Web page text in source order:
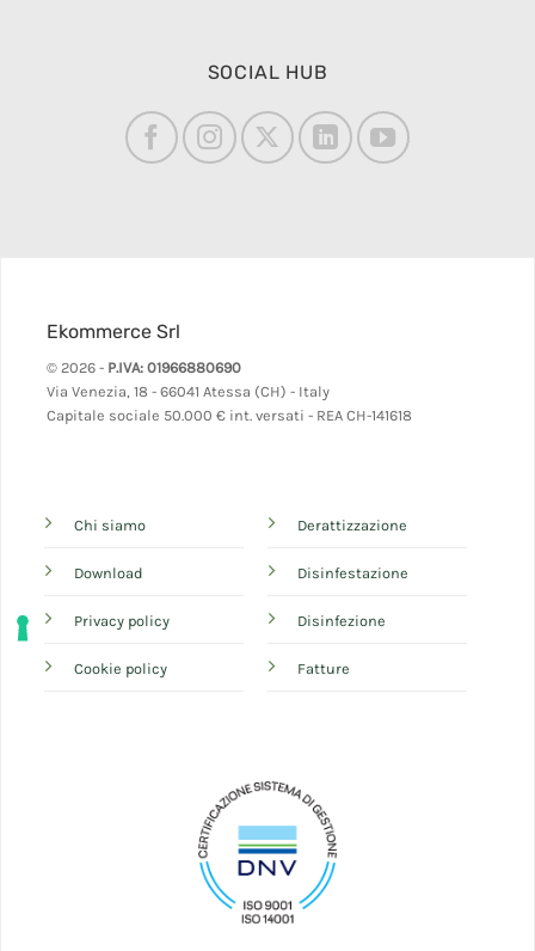
SOCIAL HUB
Ekommerce Srl
© 2026 - P.IVA: 01966880690
Via Venezia, 18 - 66041 Atessa (CH) - Italy
Capitale sociale 50.000 € int. versati - REA CH-141618
Chi siamo
Download
Privacy policy
Cookie policy
Derattizzazione
Disinfestazione
Disinfezione
Fatture